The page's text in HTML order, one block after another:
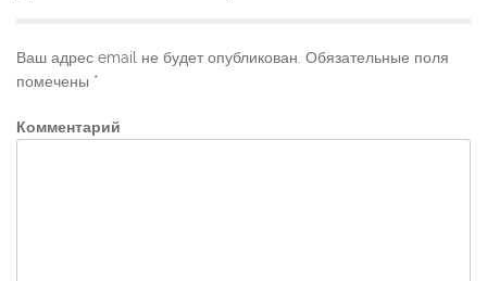
Ваш адрес email не будет опубликован. Обязательные поля
помечены *
Комментарий